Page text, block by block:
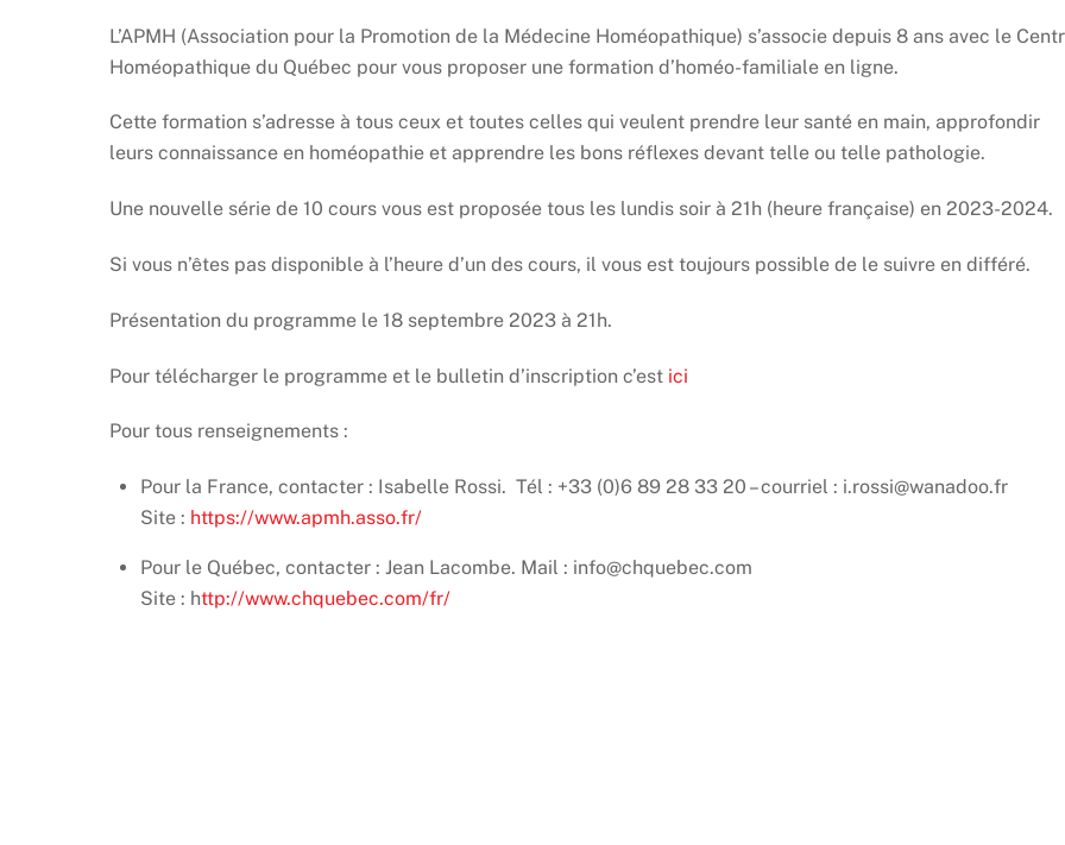
L’APMH (Association pour la Promotion de la Médecine Homéopathique) s’associe depuis 8 ans avec le
Homéopathique du Québec pour vous proposer une formation d’homéo-familiale en ligne.
Cette formation s’adresse à tous ceux et toutes celles qui veulent prendre leur santé en main, approfondir
leurs connaissance en homéopathie et apprendre les bons réflexes devant telle ou telle pathologie.
Une nouvelle série de 10 cours vous est proposée tous les lundis soir à 21h (heure française) en 2023-2024.
Si vous n’êtes pas disponible à l’heure d’un des cours, il vous est toujours possible de le suivre en différé.
Présentation du programme le 18 septembre 2023 à 21h.
Pour télécharger le programme et le bulletin d’inscription c’est ici
Pour tous renseignements :
Pour la France, contacter : Isabelle Rossi. Tél : +33 (0)6 89 28 33 20 – courriel : i.rossi@wanadoo.fr
Site : https://www.apmh.asso.fr/
Pour le Québec, contacter : Jean Lacombe. Mail : info@chquebec.com
Site : http://www.chquebec.com/fr/